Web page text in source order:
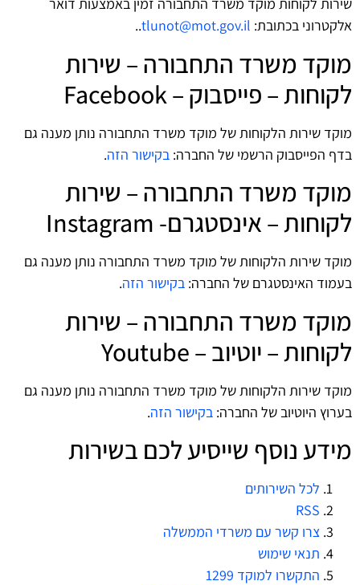
שירות לקוחות מוקד משרד התחבורה זמין באמצעות דואר
אלקטרוני בכתובת: tlunot@mot.gov.il
..
מוקד משרד התחבורה – שירות
לקוחות – פייסבוק – Facebook
מוקד שירות הלקוחות של מוקד משרד התחבורה נותן מענה גם
בדף הפייסבוק הרשמי של החברה: בקישור הזה.
מוקד משרד התחבורה – שירות
לקוחות – אינסטגרם- Instagram
מוקד שירות הלקוחות של מוקד משרד התחבורה נותן מענה גם
בעמוד האינסטגרם של החברה: בקישור הזה.
מוקד משרד התחבורה – שירות
לקוחות – יוטיוב – Youtube
מוקד שירות הלקוחות של מוקד משרד התחבורה נותן מענה גם
בערוץ היוטיוב של החברה: בקישור הזה.
מידע נוסף שייסיע לכם בשירות
לכל השירותים
RSS
צרו קשר עם משרדי הממשלה
תנאי שימוש
התקשרו למוקד 1299